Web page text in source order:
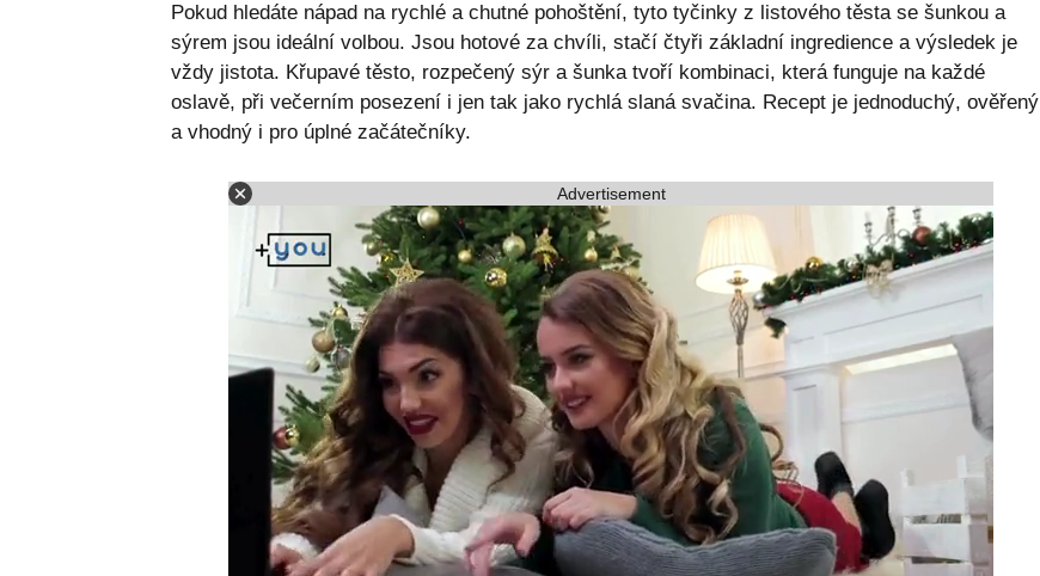
Pokud hledáte nápad na rychlé a chutné pohoštění, tyto tyčinky z listového těsta se šunkou a
sýrem jsou ideální volbou. Jsou hotové za chvíli, stačí čtyři základní ingredience a výsledek je
vždy jistota. Křupavé těsto, rozpečený sýr a šunka tvoří kombinaci, která funguje na každé
oslavě, při večerním posezení i jen tak jako rychlá slaná svačina. Recept je jednoduchý, ověřený
a vhodný i pro úplné začátečníky.
Advertisement